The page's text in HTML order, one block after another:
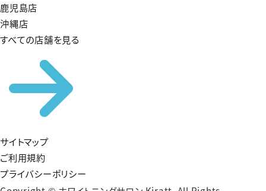
鹿児島店
沖縄店
すべての店舗を見る
サイトマップ
ご利用規約
プライバシーポリシー